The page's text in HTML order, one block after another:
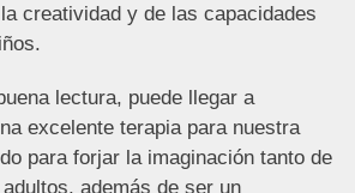
creatividad y de las capacidades
lectura, puede llegar a
excelente terapia para nuestra
para forjar la imaginación tanto de
además de ser un